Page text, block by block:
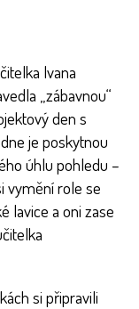
Ivana
„zábavnou“
den s
je poskytnou
úhlu pohledu –
vymění role se
lavice a oni zase
si připravili